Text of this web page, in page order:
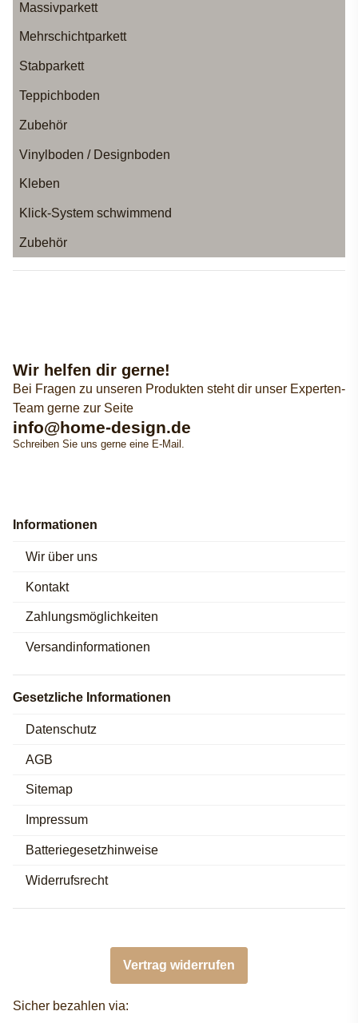
Massivparkett
Mehrschichtparkett
Stabparkett
Teppichboden
Zubehör
Vinylboden / Designboden
Kleben
Klick-System schwimmend
Zubehör
Wir helfen dir gerne!
Bei Fragen zu unseren Produkten steht dir unser Experten-
Team gerne zur Seite
info@home-design.de
Schreiben Sie uns gerne eine E-Mail.
Informationen
Wir über uns
Kontakt
Zahlungsmöglichkeiten
Versandinformationen
Gesetzliche Informationen
Datenschutz
AGB
Sitemap
Impressum
Batteriegesetzhinweise
Widerrufsrecht
Vertrag widerrufen
Sicher bezahlen via: